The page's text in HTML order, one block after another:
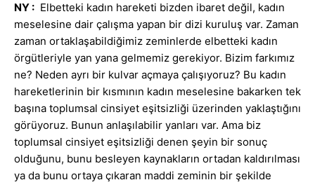
NY : Elbetteki kadın hareketi bizden ibaret değil, kadın
meselesine dair çalışma yapan bir dizi kuruluş var. Zaman
zaman ortaklaşabildiğimiz zeminlerde elbetteki kadın
örgütleriyle yan yana gelmemiz gerekiyor. Bizim farkımız
ne? Neden ayrı bir kulvar açmaya çalışıyoruz? Bu kadın
hareketlerinin bir kısmının kadın meselesine bakarken tek
başına toplumsal cinsiyet eşitsizliği üzerinden yaklaştığını
görüyoruz. Bunun anlaşılabilir yanları var. Ama biz
toplumsal cinsiyet eşitsizliği denen şeyin bir sonuç
olduğunu, bunu besleyen kaynakların ortadan kaldırılması
ya da bunu ortaya çıkaran maddi zeminin bir şekilde